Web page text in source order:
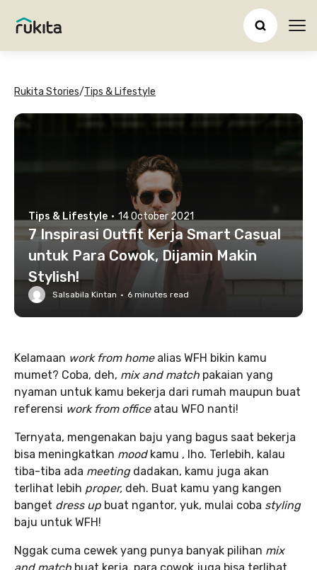
Rukita Stories/Tips & Lifestyle
Tips & Lifestyle · 14 October 2021
7 Inspirasi Outfit Kerja Smart Casual
untuk Para Cowok, Dijamin Makin
Stylish!
Salsabila Kintan · 6 minutes read
Kelamaan work from home alias WFH bikin kamu
mumet? Coba, deh, mix and match pakaian yang
nyaman untuk kamu bekerja dari rumah maupun buat
referensi work from office atau WFO nanti!
Ternyata, mengenakan baju yang bagus saat bekerja
bisa meningkatkan moodkamu , lho. Terlebih, kalau
tiba-tiba ada meeting dadakan, kamu juga akan
terlihat lebih proper, deh. Buat kamu yang kangen
banget dress up buat ngantor, yuk, mulai coba styling
baju untuk WFH!
Nggak cuma cewek yang punya banyak pilihan mix